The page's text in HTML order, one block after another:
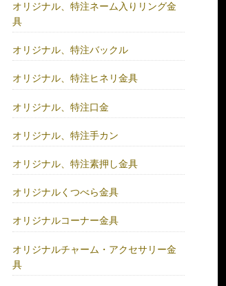
オリジナル、特注ネーム入りリング金
具
オリジナル、特注バックル
オリジナル、特注ヒネリ金具
オリジナル、特注口金
オリジナル、特注手カン
オリジナル、特注素押し金具
オリジナルくつべら金具
オリジナルコーナー金具
オリジナルチャーム・アクセサリー金
具